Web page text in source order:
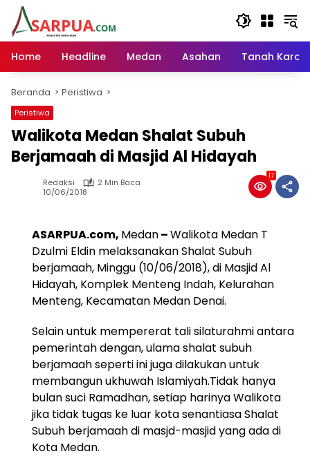
Langsung
konten
Home
Headline Medan Asahan Tanah Karo
Beranda Peristiwa
Peristiwa
Walikota Medan Shalat Subuh
Berjamaah di Masjid Al Hidayah
Redaksi
2 Min Baca
10/06/2018
17
ASARPUA.com, Medan–Walikota Medan T
Dzulmi Eldin melaksanakan Shalat Subuh
berjamaah, Minggu (10/06/2018), di Masjid Al
Hidayah, Komplek Menteng Indah, Kelurahan
Menteng, Kecamatan Medan Denai.
Selain untuk mempererat tali silaturahmi antara
pemerintah dengan, ulama shalat subuh
berjamaah seperti ini juga dilakukan untuk
membangun ukhuwah Islamiyah.Tidak hanya
bulan suci Ramadhan, setiap harinya Walikota
jika tidak tugas ke luar kota senantiasa Shalat
Subuh berjamaah di masjd-masjid yang ada di
Kota Medan.